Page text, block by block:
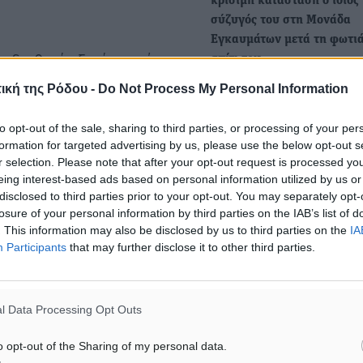
της Ρόδου - Do Not Process My Personal Information
opt-out of the sale, sharing to third parties, or processing of your
for targeted advertising by us, please use the below opt-out
selection. Please note that after your opt-out request is processed
interest-based ads based on personal information utilized by us
to third parties prior to your opt-out. You may separately
of your personal information by third parties on the IAB’s list of
This information may also be disclosed by us to third parties on the
Participants that may further disclose it to other third parties.
Data Processing Opt Outs
opt-out of the Sharing of my personal data.
ξεκίνησε όταν
εσωτερική θέρμανση.
ενημέρωσαν τους
από διαρροή
είχαν απώλεια
όλες οι εξετάσεις,
πήραν όλοι εξιτήριο»,
Γιώργος Μάντσος.
σύζυγός του στη Μονάδα
Εγκαυμάτων μετά τη
σπίτι του
Διασωληνωμένοι
ευρωβουλευτής της Νέας
Δημοκρατίας, Μανώλης
Μαυρομμάτης,…
Στο πλευρό του
νοσηλεύεται σε εξαιρετικά
κρίσιμη κατάσταση η
εξαιρετικά κρίσιμη